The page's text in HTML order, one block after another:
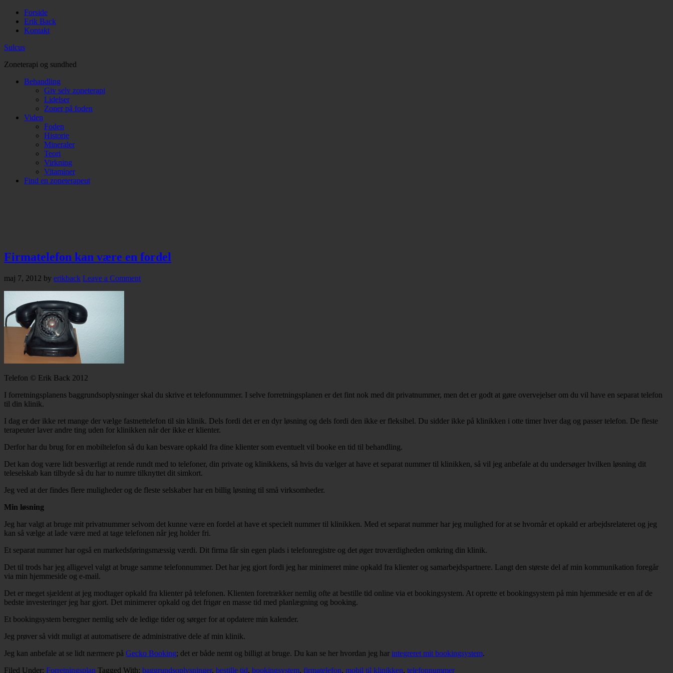
Forside
Erik Back
Kontakt
Sulcus
Zoneterapi og sundhed
Behandling
Giv selv zoneterapi
Lidelser
Zoner på foden
Viden
Foden
Historie
Mineraler
Teori
Virkning
Vitaminer
Find en zoneterapeut
Firmatelefon kan være en fordel
maj 7, 2012 by erikback Leave a Comment
Telefon © Erik Back 2012
I forretningsplanens baggrundsoplysninger skal du skrive et telefonnummer. I selve forretningsplanen er det fint nok med dit privatnummer, men det er godt at gøre overvejelser om du vil have en separat telefon
til din klinik.
I dag er der ikke ret mange der vælge fastnettelefon til sin klinik. Dels fordi det er en dyr løsning og dels fordi den ikke er fleksibel. Du sidder ikke på klinikken i otte timer hver dag og passer telefon. De fleste
terapeuter laver andre ting uden for klinikken når der ikke er klienter.
Derfor har du brug for en mobiltelefon så du kan besvare opkald fra dine klienter som eventuelt vil booke en tid til behandling.
Det kan dog være lidt besværligt at rende rundt med to telefoner, din private og klinikkens, så hvis du vælger at have et separat nummer til klinikken, så vil jeg anbefale at du undersøger hvilken løsning dit
teleselskab kan tilbyde så du har to numre tilknyttet dit simkort.
Jeg ved at der findes flere muligheder og de fleste selskaber har en billig løsning til små virksomheder.
Min løsning
Jeg har valgt at bruge mit privatnummer selvom det kunne være en fordel at have et specielt nummer til klinikken. Med et separat nummer har jeg mulighed for at se hvornår et opkald er arbejdsrelateret og jeg
kan så vælge at lade være med at tage telefonen når jeg holder fri.
Et separat nummer har også en markedsføringsmæssig værdi. Dit firma får sin egen plads i telefonregistre og det øger troværdigheden omkring din klinik.
Det til trods har jeg alligevel valgt at bruge samme telefonnummer. Det har jeg gjort fordi jeg har minimeret mine opkald fra klienter og samarbejdspartnere. Langt den største del af min kommunikation foregår
via min hjemmeside og e-mail.
Det er meget sjældent at jeg modtager opkald fra klienter på telefonen. Klienten foretrækker nemlig ofte at bestille tid online via et bookingsystem. At oprette et bookingsystem på min hjemmeside er en af de
bedste investeringer jeg har gjort. Det minimerer opkald og det frigør en masse tid med planlægning og booking.
Et bookingsystem beregner nemlig selv de ledige tider og sørger for at opdatere min kalender.
Jeg prøver så vidt muligt at automatisere de administrative dele af min klinik.
Jeg kan anbefale at se lidt nærmere på Gecko Booking; det er både nemt og billigt at bruge. Du kan se her hvordan jeg har integreret mit bookingsystem.
Filed Under: Forretningsplan Tagged With: baggrundsoplysninger, bestille tid, bookingsystem, firmatelefon, mobil til klinikken, telefonnummer